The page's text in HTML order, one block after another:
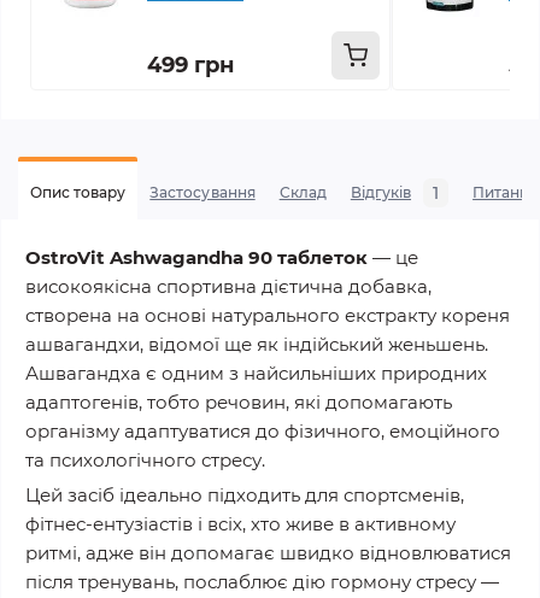
499 грн
Опис товару Застосування Склад Відгуків 1 Питання
OstroVit Ashwagandha 90 таблеток — це
високоякісна спортивна дієтична добавка,
створена на основі натурального екстракту кореня
ашвагандхи, відомої ще як індійський женьшень.
Ашвагандха є одним з найсильніших природних
адаптогенів, тобто речовин, які допомагають
організму адаптуватися до фізичного, емоційного
та психологічного стресу.
Цей засіб ідеально підходить для спортсменів,
фітнес-ентузіастів і всіх, хто живе в активному
ритмі, адже він допомагає швидко відновлюватися
після тренувань, послаблює дію гормону стресу —